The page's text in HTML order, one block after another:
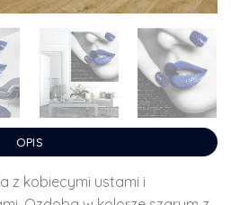
OPIS
z kobiecymi ustami i